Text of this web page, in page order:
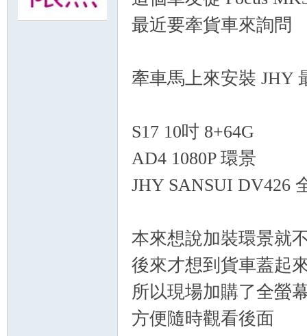
最近要牽貨車來詢問
牽車馬上來安裝 JHY
S17 10吋 8+64G
AD4 1080P 環景
JHY SANSUI DV426
本來想說加裝環景就
後來才想到貨車蓋起
所以現場加購了全螢
方便隨時觀看後面